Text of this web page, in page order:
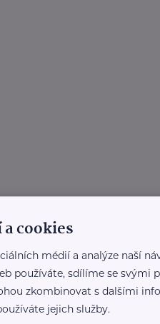
cookies
médií a analýze naší
používáte, sdílíme se svými
zkombinovat s dalšími
jejich služby.